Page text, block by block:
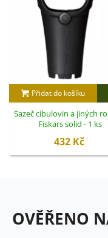
Přidat do košíku
Sazeč cibulovin a jiných
Fiskars solid - 1 ks
432 Kč
OVĚŘENO